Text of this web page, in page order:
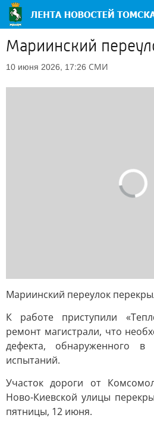
Мариинский
10 июня 2026, 17:26 СМИ
Мариинский переулок
К работе приступили
ремонт магистрали, что
дефекта, обнаруженного в
испытаний.
Участок дороги от
Ново-Киевской улицы
пятницы, 12 июня.